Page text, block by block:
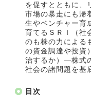
を促すとともに、
市場の暴走にも帰
生やベンチャー育
育てるＳＲＩ（社
のも株の力による
の資金調達や投資
治するか）―株式
社会の諸問題を基
目次